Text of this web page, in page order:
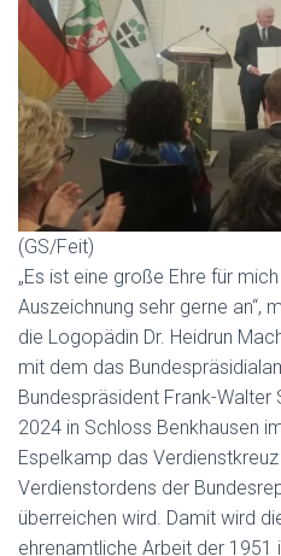
(GS/Feit)
„Es ist eine große Ehre für
Auszeichnung sehr gerne an“,
die Logopädin Dr. Heidrun
mit dem das
Bundespräsident Frank-
2024 in Schloss Benkhausen
Espelkamp das
Verdienstordens der
überreichen wird. Damit wird
ehrenamtliche Arbeit der 1951